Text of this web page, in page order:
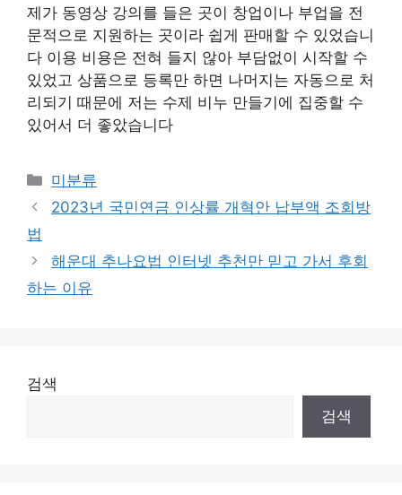
제가 동영상 강의를 들은 곳이 창업이나 부업을 전
문적으로 지원하는 곳이라 쉽게 판매할 수 있었습니
다 이용 비용은 전혀 들지 않아 부담없이 시작할 수
있었고 상품으로 등록만 하면 나머지는 자동으로 처
리되기 때문에 저는 수제 비누 만들기에 집중할 수
있어서 더 좋았습니다
Categories
미분류
2023년 국민연금 인상률 개혁안 납부액 조회방
법
해운대 추나요법 인터넷 추천만 믿고 가서 후회
하는 이유
검색
검색